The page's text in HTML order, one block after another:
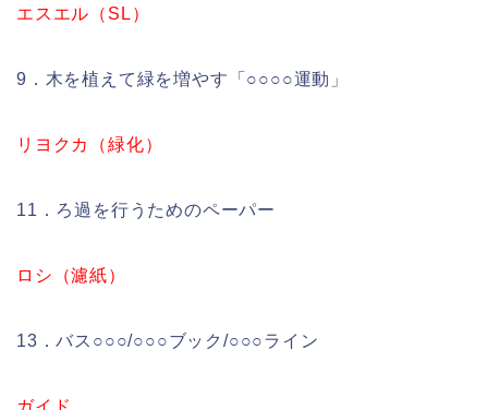
エスエル（SL）
9．木を植えて緑を増やす「○○○○運動」
リヨクカ（緑化）
11．ろ過を行うためのペーパー
ロシ（濾紙）
13．バス○○○/○○○ブック/○○○ライン